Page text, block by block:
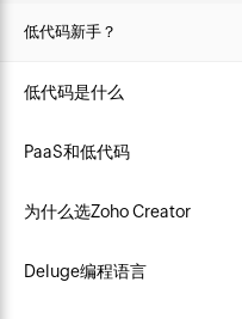
低代码新手？
低代码是什么
PaaS和低代码
为什么选Zoho Creator
Deluge编程语言